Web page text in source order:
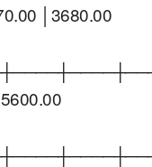
│3680.00